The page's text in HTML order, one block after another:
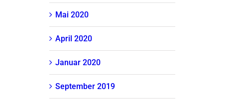
Mai 2020
April 2020
Januar 2020
September 2019